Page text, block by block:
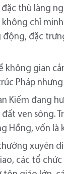
thù làng
chỉ
đặc
không gian
Pháp
Kiếm đang
ven
Hồng, vốn là
xuyên
các tổ